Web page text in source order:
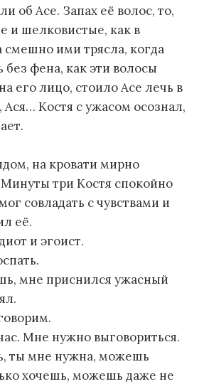
об Асе. Запах её волос, то,
и шелковистые, как в
смешно ими трясла, когда
без фена, как эти волосы
его лицо, стоило Асе лечь в
Ася… Костя с ужасом осознал,
на кровати мирно
три Костя спокойно
совладать с чувствами и
её.
и эгоист.
мне приснился ужасный
Мне нужно выговориться.
ты мне нужна, можешь
хочешь, можешь даже не